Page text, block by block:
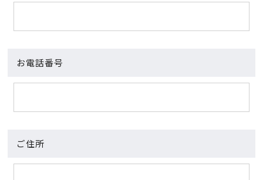
お電話番号
ご住所